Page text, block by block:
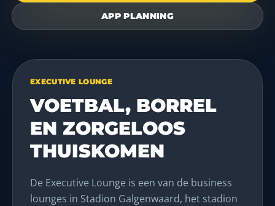
APP PLANNING
EXECUTIVE LOUNGE
VOETBAL, BORREL
EN ZORGELOOS
THUISKOMEN
De Executive Lounge is een van de business
lounges in Stadion Galgenwaard, het stadion